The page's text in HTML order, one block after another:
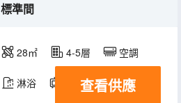
標準間
28㎡ 4-5層 空調
淋浴 電視機
查看供應